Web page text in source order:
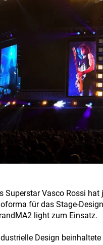
Superstar Vasco Rossi
für das Stage-
light zum Einsatz.
Design